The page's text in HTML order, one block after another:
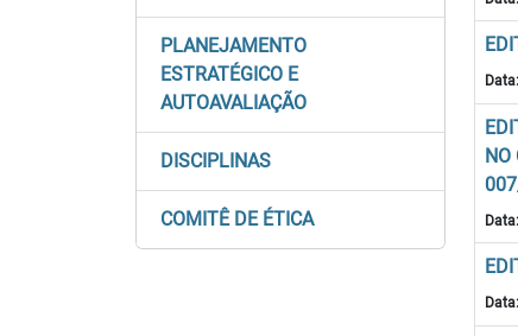
PLANEJAMENTO
ESTRATÉGICO E
AUTOAVALIAÇÃO
DISCIPLINAS
COMITÊ DE ÉTICA
Data:
NO
Data:
Data: